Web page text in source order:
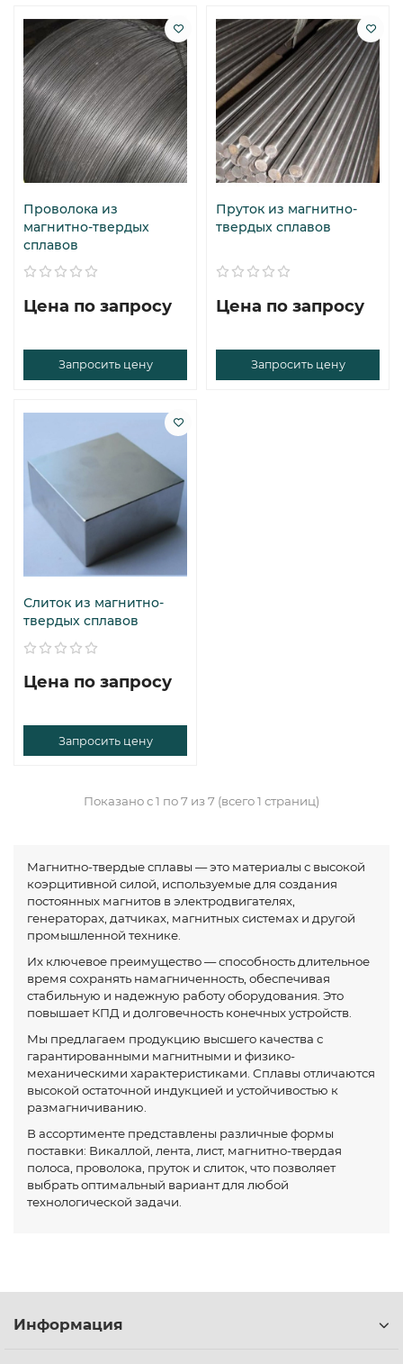
Проволока из
магнитно-твердых
сплавов
Цена по запросу
Запросить цену
Пруток из магнитно-
твердых сплавов
Цена по запросу
Запросить цену
Слиток из магнитно-
твердых сплавов
Цена по запросу
Запросить цену
Показано с 1 по 7 из 7 (всего 1 страниц)
Магнитно-твердые сплавы — это материалы с высокой
коэрцитивной силой, используемые для создания
постоянных магнитов в электродвигателях,
генераторах, датчиках, магнитных системах и другой
промышленной технике.
Их ключевое преимущество — способность длительное
время сохранять намагниченность, обеспечивая
стабильную и надежную работу оборудования. Это
повышает КПД и долговечность конечных устройств.
Мы предлагаем продукцию высшего качества с
гарантированными магнитными и физико-
механическими характеристиками. Сплавы отличаются
высокой остаточной индукцией и устойчивостью к
размагничиванию.
В ассортименте представлены различные формы
поставки: Викаллой, лента, лист, магнитно-твердая
полоса, проволока, пруток и слиток, что позволяет
выбрать оптимальный вариант для любой
технологической задачи.
Информация